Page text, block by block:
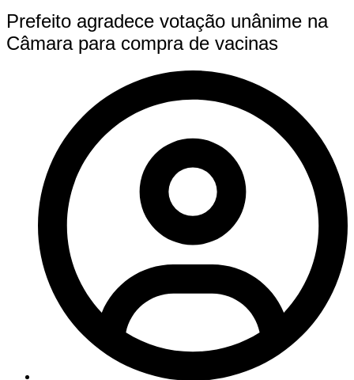
Prefeito agradece votação unânime na
Câmara para compra de vacinas